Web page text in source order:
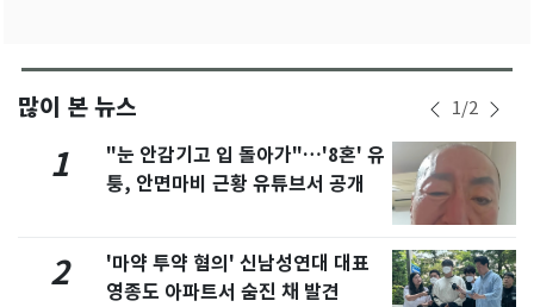
많이 본 뉴스 1/2
1
"눈 안감기고 입 돌아가"…'8혼' 유
퉁, 안면마비 근황 유튜브서 공개
2
'마약 투약 혐의' 신남성연대 대표
영종도 아파트서 숨진 채 발견